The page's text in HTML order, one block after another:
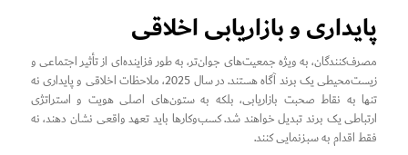
پایداری و بازاریابی اخلاقی
مصرف‌کنندگان، به ویژه جمعیت‌های جوان‌تر، به طور فزاینده‌ای از تأثیر اجتماعی و
زیست‌محیطی یک برند آگاه هستند. در سال 2025، ملاحظات اخلاقی و پایداری نه
تنها به نقاط صحبت بازاریابی، بلکه به ستون‌های اصلی هویت و استراتژی
ارتباطی یک برند تبدیل خواهند شد. کسب‌وکارها باید تعهد واقعی نشان دهند، نه
فقط اقدام به سبزنمایی کنند.